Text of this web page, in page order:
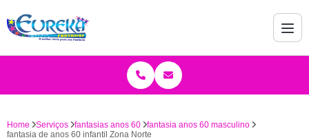
Home Serviços fantasias anos 60
fantasia anos 60 masculino
fantasia de anos 60 infantil Zona Norte